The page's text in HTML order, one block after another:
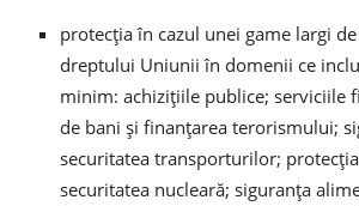
protecţia în cazul unei game largi
dreptului Uniunii în domenii ce
minim: achiziţiile publice; serviciile
de bani şi finanţarea terorismului;
securitatea transporturilor;
securitatea nucleară; siguranţa